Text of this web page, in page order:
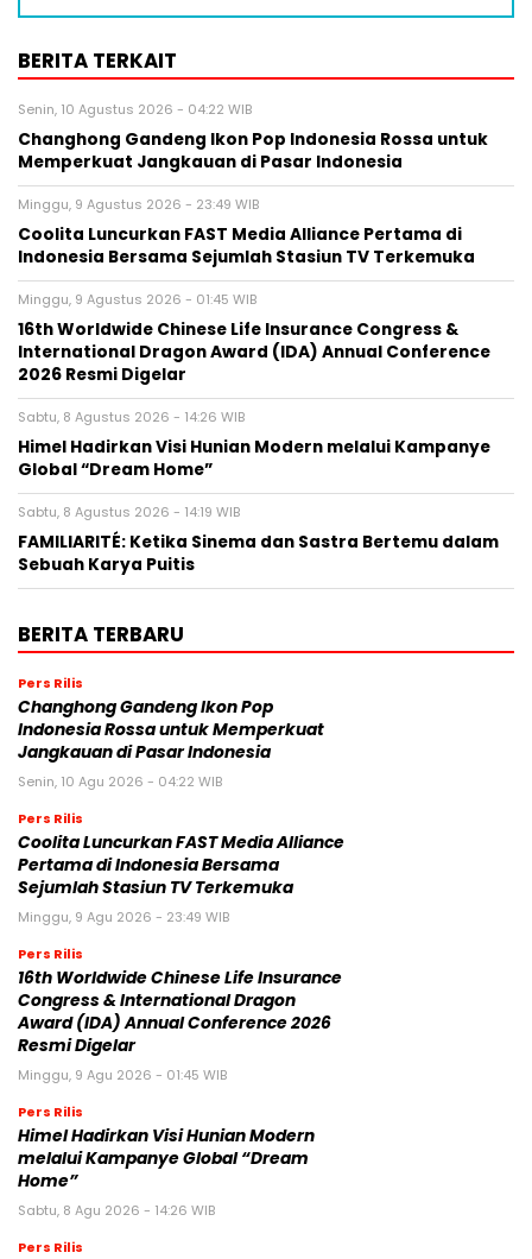
BERITA TERKAIT
Senin, 10 Agustus 2026 - 04:22 WIB
Changhong Gandeng Ikon Pop Indonesia Rossa untuk
Memperkuat Jangkauan di Pasar Indonesia
Minggu, 9 Agustus 2026 - 23:49 WIB
Coolita Luncurkan FAST Media Alliance Pertama di
Indonesia Bersama Sejumlah Stasiun TV Terkemuka
Minggu, 9 Agustus 2026 - 01:45 WIB
16th Worldwide Chinese Life Insurance Congress &
International Dragon Award (IDA) Annual Conference
2026 Resmi Digelar
Sabtu, 8 Agustus 2026 - 14:26 WIB
Himel Hadirkan Visi Hunian Modern melalui Kampanye
Global “Dream Home”
Sabtu, 8 Agustus 2026 - 14:19 WIB
FAMILIARITÉ: Ketika Sinema dan Sastra Bertemu dalam
Sebuah Karya Puitis
BERITA TERBARU
Pers Rilis
Changhong Gandeng Ikon Pop
Indonesia Rossa untuk Memperkuat
Jangkauan di Pasar Indonesia
Senin, 10 Agu 2026 - 04:22 WIB
Pers Rilis
Coolita Luncurkan FAST Media Alliance
Pertama di Indonesia Bersama
Sejumlah Stasiun TV Terkemuka
Minggu, 9 Agu 2026 - 23:49 WIB
Pers Rilis
16th Worldwide Chinese Life Insurance
Congress & International Dragon
Award (IDA) Annual Conference 2026
Resmi Digelar
Minggu, 9 Agu 2026 - 01:45 WIB
Pers Rilis
Himel Hadirkan Visi Hunian Modern
melalui Kampanye Global “Dream
Home”
Sabtu, 8 Agu 2026 - 14:26 WIB
Pers Rilis